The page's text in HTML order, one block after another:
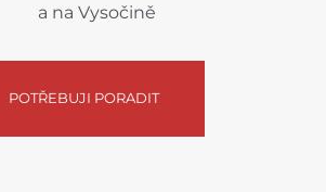
a na Vysočině
POTŘEBUJI PORADIT